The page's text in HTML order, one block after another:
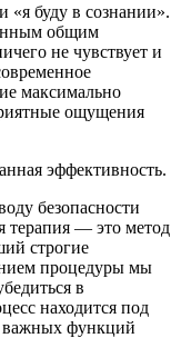
«я буду в сознании».
общим
не чувствует и
максимально
ощущения
эффективность.
безопасности
терапия — это метод
строгие
процедуры мы
в
находится под
функций